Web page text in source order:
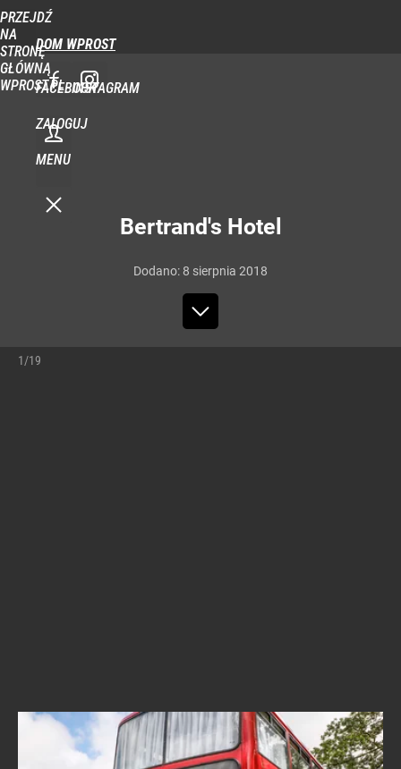
PRZEJDŹ
NA
STRONĘ
GŁÓWNĄ
WPROST.PL
DOM WPROST
FACEBOOKINSTAGRAM
ZALOGUJ
MENU
Bertrand's Hotel
Dodano: 8 sierpnia 2018